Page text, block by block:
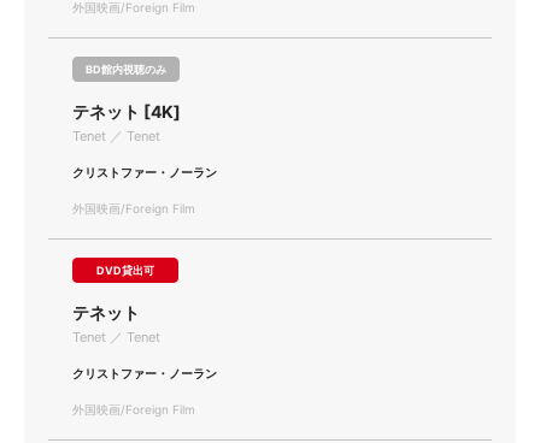
外国映画/Foreign Film
BD館内視聴のみ
テネット [4K]
Tenet ／ Tenet
クリストファー・ノーラン
外国映画/Foreign Film
DVD貸出可
テネット
Tenet ／ Tenet
クリストファー・ノーラン
外国映画/Foreign Film